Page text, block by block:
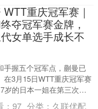
重庆冠军赛｜
夺冠军赛金牌，
女单选手成长不
手握五个冠军点，蒯曼已
在3月15日WTT重庆冠军赛
岁的日本一姐在第三次闯
后终于兑现了首座冠
：97 分类： 久联优配